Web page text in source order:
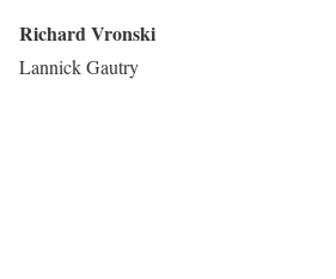
Richard Vronski
Lannick Gautry